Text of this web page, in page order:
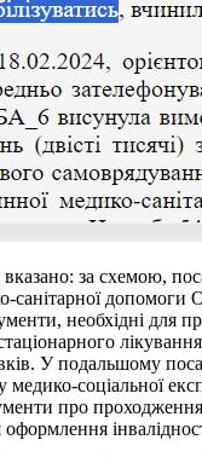
за схемою,
санітарної допомоги
необхідні для
У подальшому
медико-соціальної
про проходження
оформлення